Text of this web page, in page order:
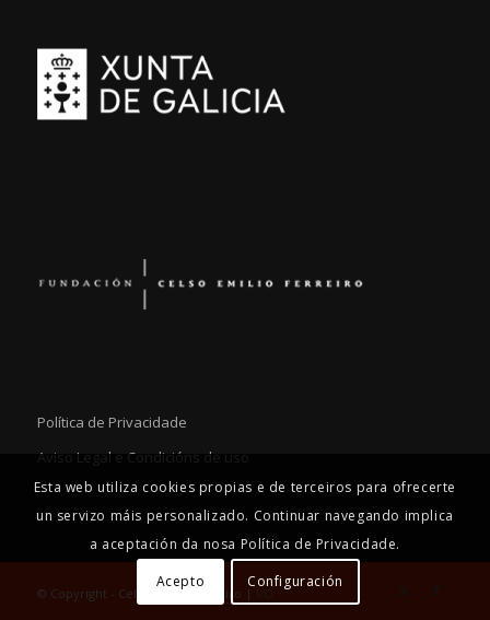
Política de Privacidade
Aviso Legal e Condicións de uso
© Copyright - Celso Emilio Ferreiro |
Esta web utiliza cookies propias e de terceiros para ofrecerte
un servizo máis personalizado. Continuar navegando implica
a aceptación da nosa Política de Privacidade.
Acepto Configuración